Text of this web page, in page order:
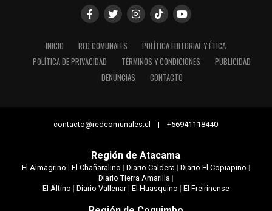
INICIO RED COMUNALES
POLÍTICA EDITORIAL Y ÉTICA
POLÍTICA DE PRIVACIDAD
TÉRMINOS Y CONDICIONES
PUBLICIDAD
DENUNCIAS
CONTACTO
contacto@redcomunales.cl | +56941118440
Región de Atacama
El Almagrino | El Chañaralino | Diario Caldera| Diario El Copiapino |
Diario Tierra Amarilla|
El Altino | Diario Vallenar| El Huasquino | El Freirinense